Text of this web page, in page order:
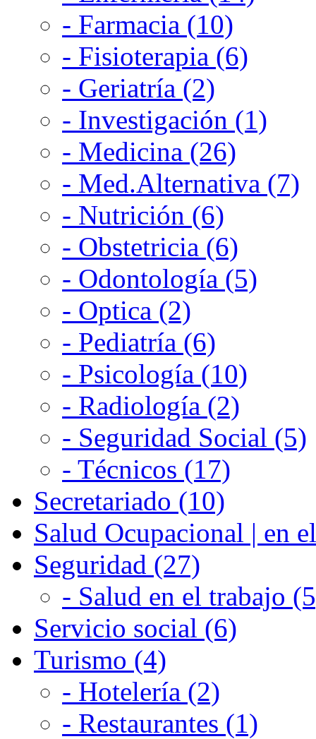
- Farmacia (10)
- Fisioterapia (6)
- Geriatría (2)
- Investigación (1)
- Medicina (26)
- Med.Alternativa (7)
- Nutrición (6)
- Obstetricia (6)
- Odontología (5)
- Optica (2)
- Pediatría (6)
- Psicología (10)
- Radiología (2)
- Seguridad Social (5)
- Técnicos (17)
Secretariado (10)
Salud Ocupacional | en
Seguridad (27)
- Salud en el trabajo
Servicio social (6)
Turismo (4)
- Hotelería (2)
- Restaurantes (1)